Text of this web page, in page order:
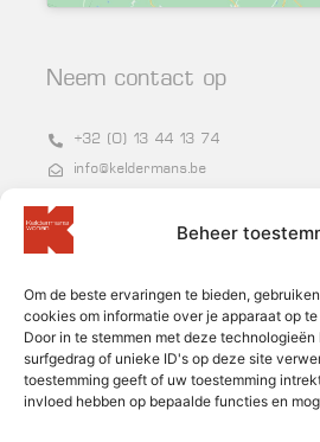
Beheer
Om de beste ervaringen te bieden,
cookies om informatie over je apparaat op
Door in te stemmen met deze
surfgedrag of unieke ID's op deze site
toestemming geeft of uw toestemming
invloed hebben op bepaalde functies en
Neem contact op
+32 (0) 13 44 13 74
info@keldermans.be
BTW BE 0400.954.250
Nieuwsbrief